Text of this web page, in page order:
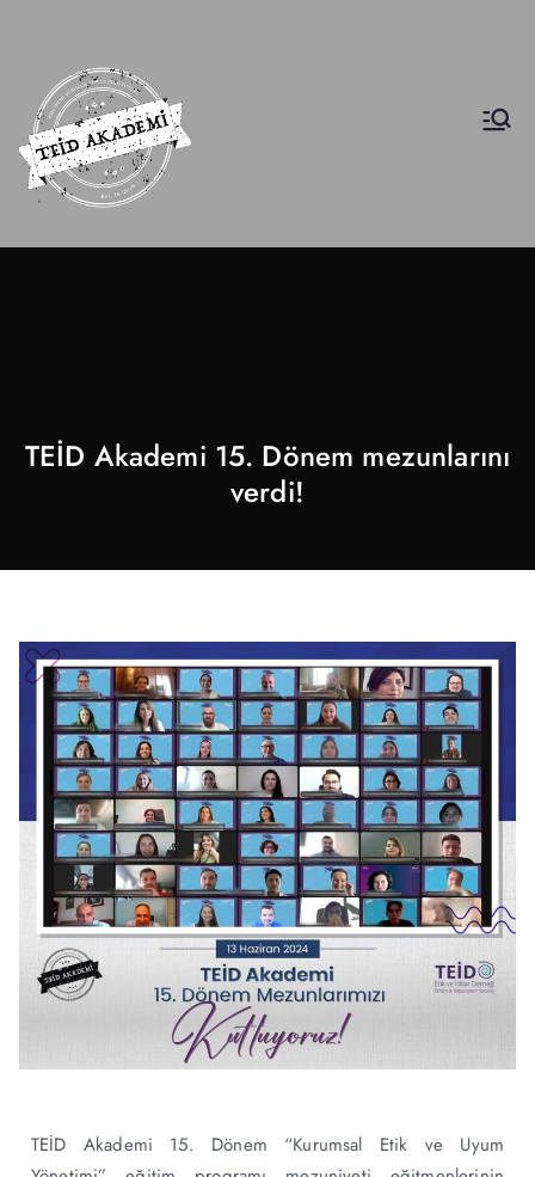
TEİD Akademi 15. Dönem mezunlarını
verdi!
TEİD Akademi 15. Dönem “Kurumsal Etik ve Uyum